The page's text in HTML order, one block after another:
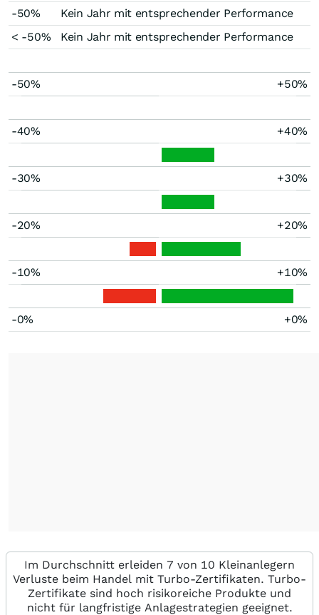
-50%
Kein Jahr mit entsprechender Performance
< -50%
Kein Jahr mit entsprechender Performance
-50% +50%
-40% +40%
-30% +30%
-20% +20%
-10% +10%
-0% +0%
Im Durchschnitt erleiden 7 von 10 Kleinanlegern
Verluste beim Handel mit Turbo-Zertifikaten. Turbo-
Zertifikate sind hoch risikoreiche Produkte und
nicht für langfristige Anlagestrategien geeignet.